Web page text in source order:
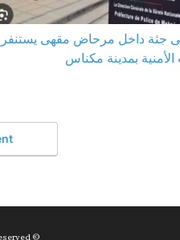
جثة داخل مرحاض مقهى يستنفر
بمدينة مكناس
© Copyright 2026, All Rights Reserved